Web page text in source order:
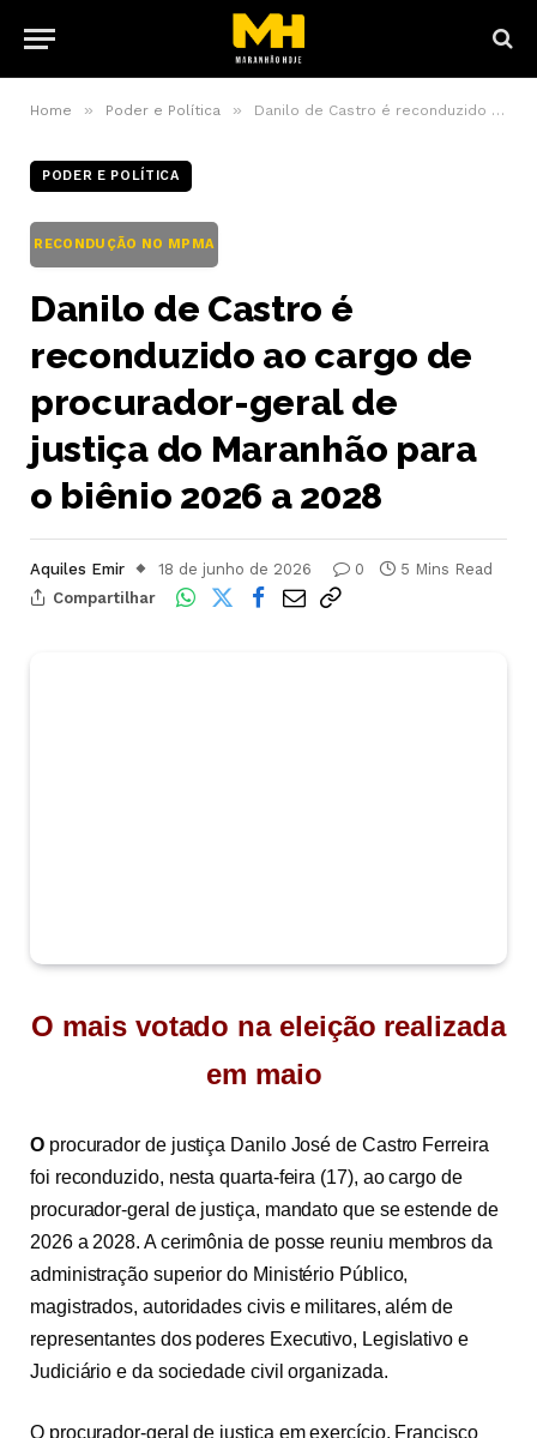
Home » Poder e Política » Danilo de Castro é reconduzido ao cargo de procurador-geral de justiça do Maranhão para o biênio 2026 a 2028
PODER E POLÍTICA
RECONDUÇÃO NO MPMA
Danilo de Castro é
reconduzido ao cargo de
procurador-geral de
justiça do Maranhão para
o biênio 2026 a 2028
Aquiles Emir 18 de junho de 2026 0
5 Mins Read
Compartilhar
O mais votado na eleição realizada
em maio
Oprocurador de justiça Danilo José de Castro Ferreira
foi reconduzido, nesta quarta-feira (17), ao cargo de
procurador-geral de justiça, mandato que se estende de
2026 a 2028. A cerimônia de posse reuniu membros da
administração superior do Ministério Público,
magistrados, autoridades civis e militares, além de
representantes dos poderes Executivo, Legislativo e
Judiciário e da sociedade civil organizada.
O procurador-geral de justiça em exercício, Francisco